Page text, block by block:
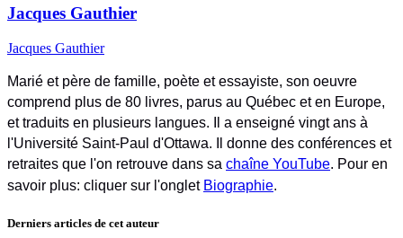
Jacques Gauthier
Jacques Gauthier
Marié et père de famille, poète et essayiste, son oeuvre
comprend plus de 80 livres, parus au Québec et en Europe,
et traduits en plusieurs langues. Il a enseigné vingt ans à
l'Université Saint-Paul d'Ottawa. Il donne des conférences et
retraites que l'on retrouve dans sa chaîne YouTube. Pour en
savoir plus: cliquer sur l'onglet Biographie.
Derniers articles de cet auteur